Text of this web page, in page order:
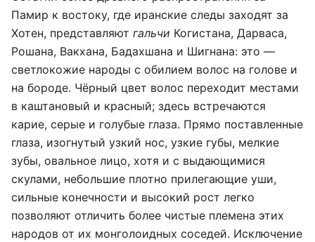
Памир к востоку, где иранские следы заходят за
Хотен, представляют гальчи Когистана, Дарваса,
Рошана, Вакхана, Бадахшана и Шигнана: это —
светлокожие народы с обилием волос на голове и
на бороде. Чёрный цвет волос переходит местами
в каштановый и красный; здесь встречаются
карие, серые и голубые глаза. Прямо поставленные
глаза, изогнутый узкий нос, узкие губы, мелкие
зубы, овальное лицо, хотя и с выдающимися
скулами, небольшие плотно прилегающие уши,
сильные конечности и высокий рост легко
позволяют отличить более чистые племена этих
народов от их монголоидных соседей. Исключение